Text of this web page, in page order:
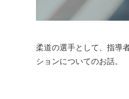
柔道の選手として、指導
ションについてのお話。